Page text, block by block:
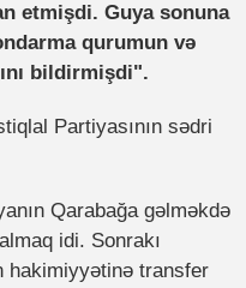
etmişdi. Guya sonuna
qurumun və
bildirmişdi".
Partiyasının sədri
Qarabağa gəlməkdə
idi. Sonrakı
hakimiyyətinə transfer